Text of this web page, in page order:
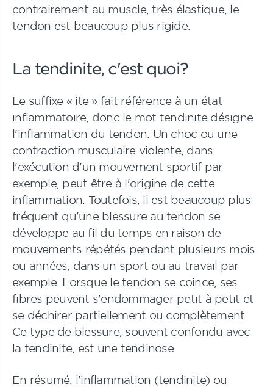
contrairement au muscle, très élastique, le
tendon est beaucoup plus rigide.
La tendinite, c'est quoi?
Le suffixe « ite » fait référence à un état
inflammatoire, donc le mot tendinite désigne
l'inflammation du tendon. Un choc ou une
contraction musculaire violente, dans
l'exécution d'un mouvement sportif par
exemple, peut être à l'origine de cette
inflammation. Toutefois, il est beaucoup plus
fréquent qu'une blessure au tendon se
développe au fil du temps en raison de
mouvements répétés pendant plusieurs mois
ou années, dans un sport ou au travail par
exemple. Lorsque le tendon se coince, ses
fibres peuvent s'endommager petit à petit et
se déchirer partiellement ou complètement.
Ce type de blessure, souvent confondu avec
la tendinite, est une tendinose.
En résumé, l'inflammation (tendinite) ou